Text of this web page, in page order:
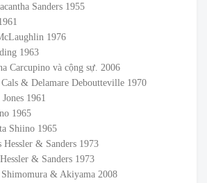
Sanders 1955
1976
1963
Carcupino và cộng sự. 2006
& Delamare Deboutteville 1970
1961
1965
Shiino 1965
Hessler & Sanders 1973
& Sanders 1973
& Akiyama 2008